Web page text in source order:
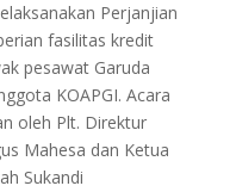
Perjanjian
fasilitas kredit
pesawat Garuda
KOAPGI. Acara
oleh Plt. Direktur
Mahesa dan Ketua
Sukandi